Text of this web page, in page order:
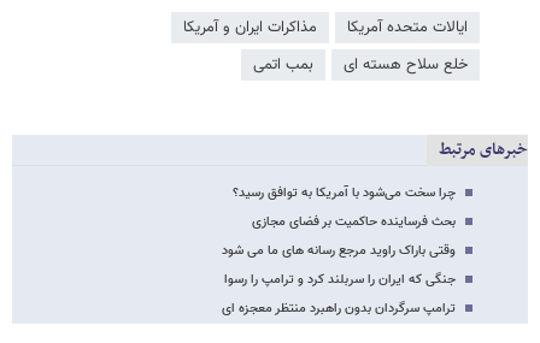
ایالات متحده آمریکا
مذاکرات ایران و آمریکا
خلع سلاح هسته ای
بمب اتمی
خبرهای مرتبط
چرا سخت می‌شود با آمریکا به توافق رسید؟
بحث فرساینده حاکمیت بر فضای مجازی
وقتی باراک راوید مرجع رسانه های ما می شود
جنگی که ایران را سربلند کرد و ترامپ را رسوا
ترامپ سرگردان بدون راهبرد منتظر معجزه ای